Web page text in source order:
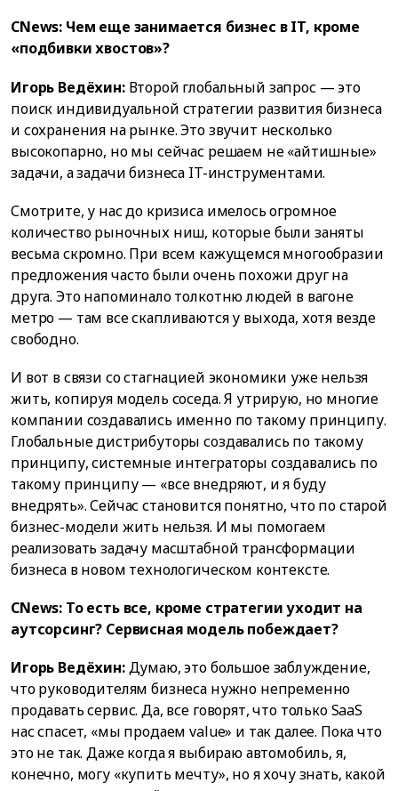
CNews: Чем еще занимается бизнес в IT, кроме
«подбивки хвостов»?
Игорь Ведёхин:Второй глобальный запрос — это
поиск индивидуальной стратегии развития бизнеса
и сохранения на рынке. Это звучит несколько
высокопарно, но мы сейчас решаем не «айтишные»
задачи, а задачи бизнеса IT-инструментами.
Смотрите, у нас до кризиса имелось огромное
количество рыночных ниш, которые были заняты
весьма скромно. При всем кажущемся многообразии
предложения часто были очень похожи друг на
друга. Это напоминало толкотню людей в вагоне
метро — там все скапливаются у выхода, хотя везде
свободно.
И вот в связи со стагнацией экономики уже нельзя
жить, копируя модель соседа. Я утрирую, но многие
компании создавались именно по такому принципу.
Глобальные дистрибуторы создавались по такому
принципу, системные интеграторы создавались по
такому принципу — «все внедряют, и я буду
внедрять». Сейчас становится понятно, что по старой
бизнес-модели жить нельзя. И мы помогаем
реализовать задачу масштабной трансформации
бизнеса в новом технологическом контексте.
CNews: То есть все, кроме стратегии уходит на
аутсорсинг? Сервисная модель побеждает?
Игорь Ведёхин:Думаю, это большое заблуждение,
что руководителям бизнеса нужно непременно
продавать сервис. Да, все говорят, что только SaaS
нас спасет, «мы продаем value» и так далее. Пока что
это не так. Даже когда я выбираю автомобиль, я,
конечно, могу «купить мечту», но я хочу знать, какой